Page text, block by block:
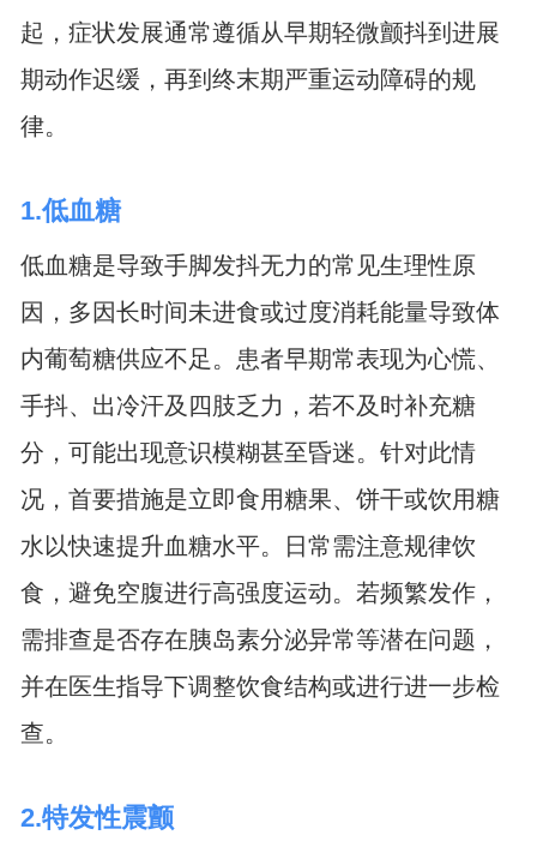
起，症状发展通常遵循从早期轻微颤抖到进展
期动作迟缓，再到终末期严重运动障碍的规
律。
1.低血糖
低血糖是导致手脚发抖无力的常见生理性原
因，多因长时间未进食或过度消耗能量导致体
内葡萄糖供应不足。患者早期常表现为心慌、
手抖、出冷汗及四肢乏力，若不及时补充糖
分，可能出现意识模糊甚至昏迷。针对此情
况，首要措施是立即食用糖果、饼干或饮用糖
水以快速提升血糖水平。日常需注意规律饮
食，避免空腹进行高强度运动。若频繁发作，
需排查是否存在胰岛素分泌异常等潜在问题，
并在医生指导下调整饮食结构或进行进一步检
查。
2.特发性震颤